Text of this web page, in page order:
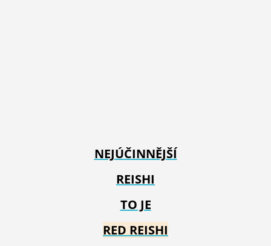
NEJÚČINNĚJŠÍ
REISHI
TO JE
RED REISHI